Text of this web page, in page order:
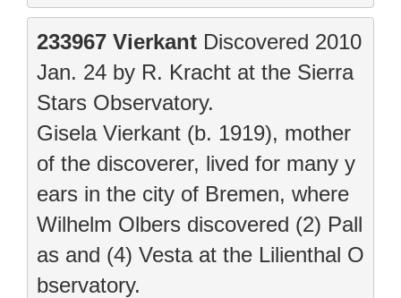
233967 Vierkant Discovered 2010
Jan. 24 by R. Kracht at the Sierra
Stars Observatory.
Gisela Vierkant (b. 1919), mother
of the discoverer, lived for many y
ears in the city of Bremen, where
Wilhelm Olbers discovered (2) Pall
as and (4) Vesta at the Lilienthal O
bservatory.